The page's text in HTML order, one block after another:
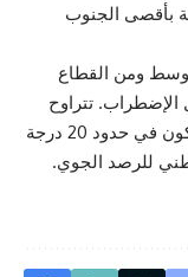
بأقصى الجنوب
ومن القطاع
الإضطراب. تتراوح
الحرارة القصوى عامة بين 23 و 28 درجة و تكون في حدود 20 درجة
للرصد الجوي.